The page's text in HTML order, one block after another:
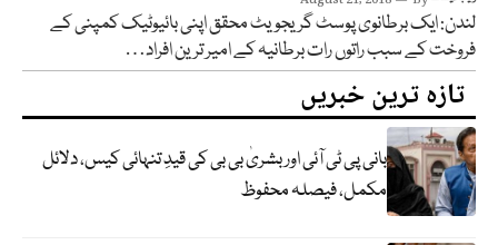
لندن: ایک برطانوی پوسٹ گریجویٹ محقق اپنی بائیوٹیک کمپنی کے
فروخت کے سبب راتوں رات برطانیہ کے امیر ترین افراد…
تازہ ترین خبریں
بانی پی ٹی آئی اور بشریٰ بی بی کی قیدِ تنہائی کیس، دلائل
مکمل، فیصلہ محفوظ